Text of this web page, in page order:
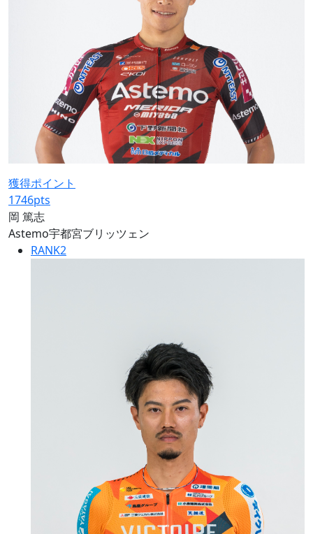
獲得ポイント
1746pts
岡 篤志
Astemo宇都宮ブリッツェン
RANK2